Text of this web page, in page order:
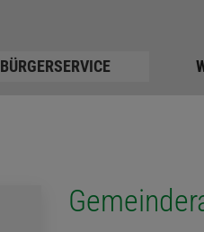
BÜRGERSERVICE